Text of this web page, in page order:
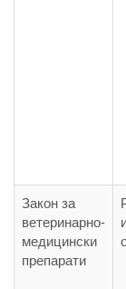
Закон за
ветеринарно-
медицински
препарати